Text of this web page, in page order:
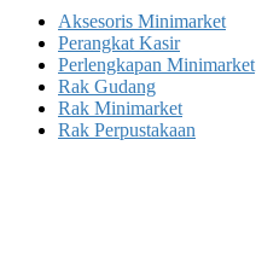
Aksesoris Minimarket
Perangkat Kasir
Perlengkapan Minimarket
Rak Gudang
Rak Minimarket
Rak Perpustakaan